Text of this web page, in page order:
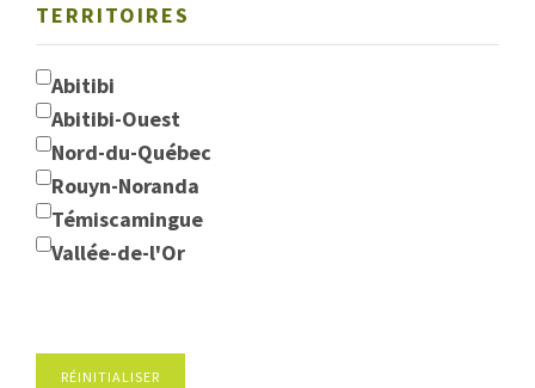
TERRITOIRES
Abitibi
Abitibi-Ouest
Nord-du-Québec
Rouyn-Noranda
Témiscamingue
Vallée-de-l'Or
RÉINITIALISER